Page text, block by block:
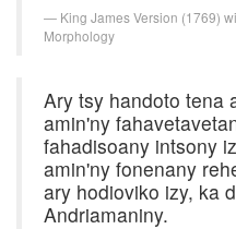
King James Version (1769)
Morphology
Ary tsy handoto tena
amin'ny
fahadisoany intsony
amin'ny fonenany
ary hodioviko izy, ka
Andriamaniny.